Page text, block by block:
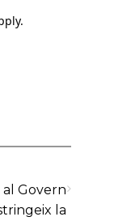
Govern
la